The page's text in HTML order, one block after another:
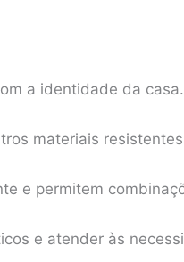
a identidade da
materiais
e permitem
e atender às